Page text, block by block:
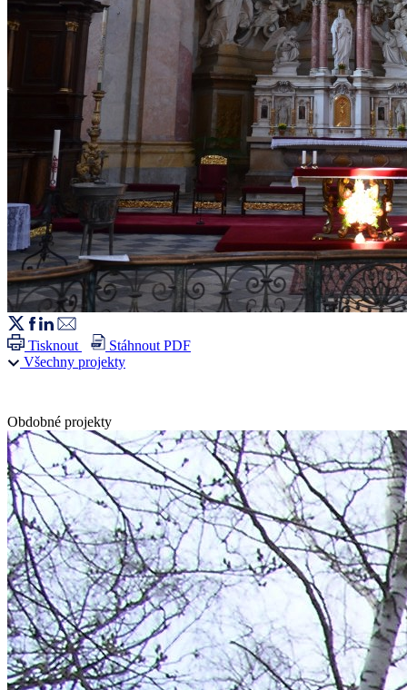
Tisknout
Stáhnout PDF
Všechny projekty
Obdobné projekty